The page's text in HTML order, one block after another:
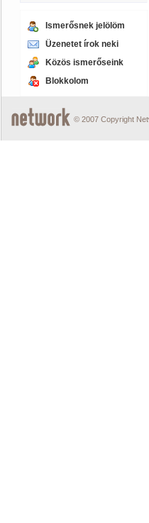
Ismerősnek jelölöm
Üzenetet írok neki
Közös ismerőseink
Blokkolom
© 2007 Copyright